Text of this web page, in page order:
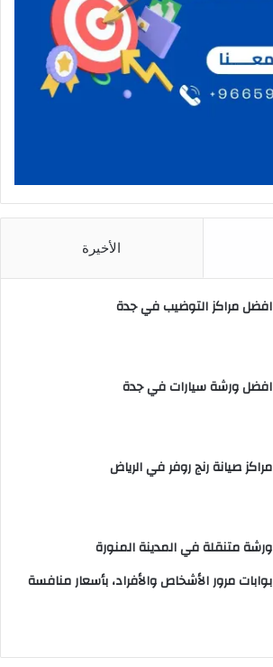
الأخيرة
افضل مراكز التوضيب في جدة
افضل ورشة سيارات في جدة
مراكز صيانة رنج روفر في الرياض
ورشة متنقلة في المدينة المنورة
بوابات مرور الأشخاص والأفراد، بأسعار منافسة